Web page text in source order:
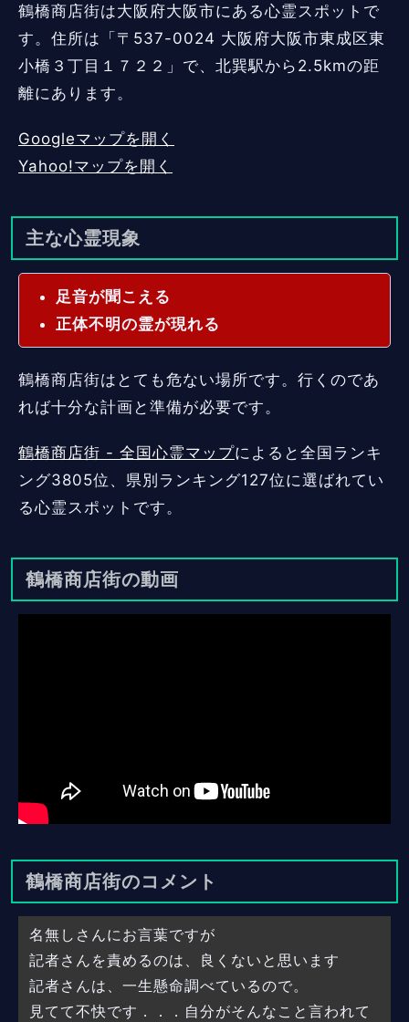
鶴橋商店街は大阪府大阪市にある心霊スポットで
す。住所は「〒537-0024 大阪府大阪市東成区東
小橋３丁目１７２２」で、北巽駅から2.5kmの距
離にあります。
Googleマップを開く
Yahoo!マップを開く
主な心霊現象
足音が聞こえる
正体不明の霊が現れる
鶴橋商店街はとても危ない場所です。行くのであ
れば十分な計画と準備が必要です。
鶴橋商店街 - 全国心霊マップによると全国ランキ
ング3805位、県別ランキング127位に選ばれてい
る心霊スポットです。
鶴橋商店街の動画
鶴橋商店街のコメント
名無しさんにお言葉ですが
記者さんを責めるのは、良くないと思います
記者さんは、一生懸命調べているので。
見てて不快です．．．自分がそんなこと言われて